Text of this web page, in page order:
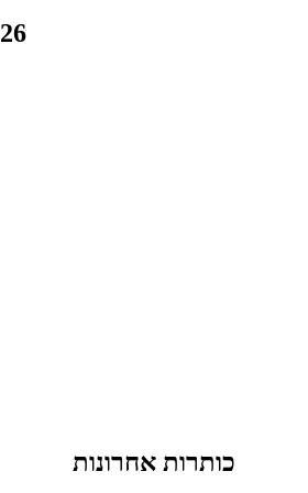
כותרות אחרונות